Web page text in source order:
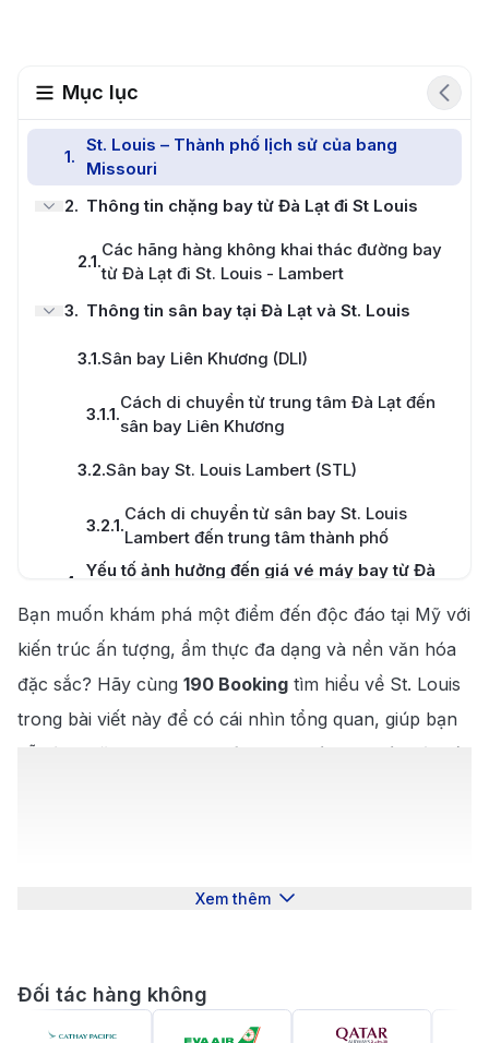
Mục lục
1.
St. Louis – Thành phố lịch sử của bang
Missouri
2. Thông tin chặng bay từ Đà Lạt đi St Louis
2.1.
Các hãng hàng không khai thác đường bay
từ Đà Lạt đi St. Louis - Lambert
3. Thông tin sân bay tại Đà Lạt và St. Louis
3.1.Sân bay Liên Khương (DLI)
3.1.1.
Cách di chuyển từ trung tâm Đà Lạt đến
sân bay Liên Khương
3.2.Sân bay St. Louis Lambert (STL)
3.2.1.
Cách di chuyển từ sân bay St. Louis
Lambert đến trung tâm thành phố
4
Yếu tố ảnh hưởng đến giá vé máy bay từ Đà
.
Cách săn vé máy bay từ Đà Lạt đi St. Louis -
Lambert giá rẻ
6.
5 lý do nên đặt vé máy bay từ Đà Lạt đi St.
Louis tại 190 Booking
Kinh nghiệm du lịch St. Louis từ Đà Lạt
Địa điểm nổi bật không thể bỏ qua
Bạn muốn khám phá một điểm đến độc đáo tại Mỹ với
kiến trúc ấn tượng, ẩm thực đa dạng và nền văn hóa
đặc sắc? Hãy cùng 190 Booking tìm hiểu về St. Louis
trong bài viết này để có cái nhìn tổng quan, giúp bạn
dễ dàng đặt
vé máy bay từ Đà Lạt đi St. Louis
với giá
St. Louis là một thành phố sôi động nằm bên bờ sông
Thành phố này nổi bật với kiến trúc ấn tượng, nền
văn hóa đa dạng và bầu không khí thân thiện, thu hút
Xem thêm
Đối tác hàng không